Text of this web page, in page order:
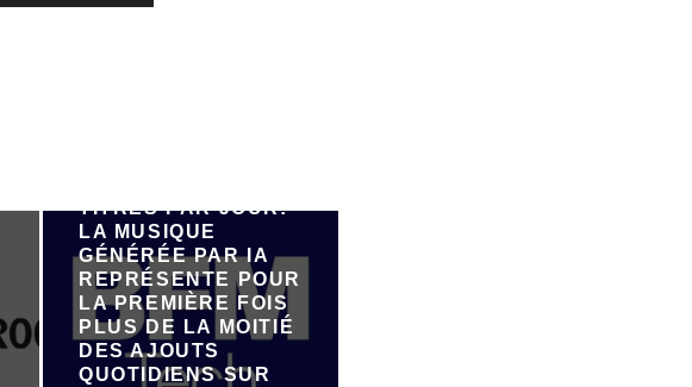
TITRES PAR JOUR:
LA MUSIQUE
GÉNÉRÉE PAR IA
REPRÉSENTE POUR
LA PREMIÈRE FOIS
PLUS DE LA MOITIÉ
DES AJOUTS
QUOTIDIENS SUR